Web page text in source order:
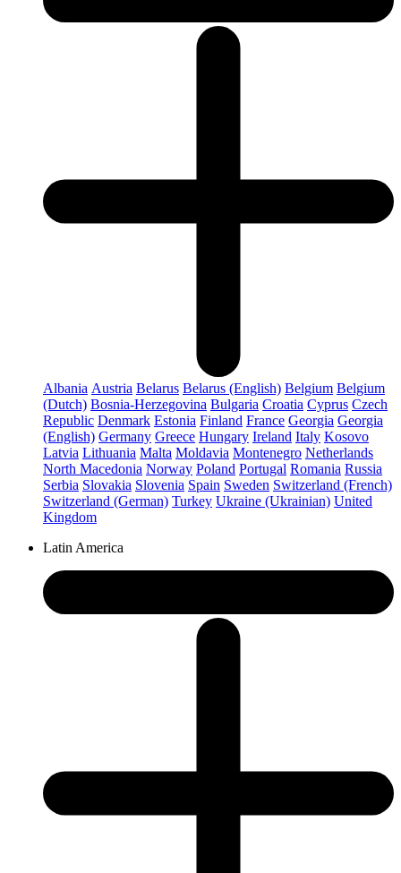
Albania Austria Belarus Belarus (English) Belgium Belgium
(Dutch) Bosnia-Herzegovina Bulgaria Croatia Cyprus Czech
Republic Denmark Estonia Finland France Georgia Georgia
(English) Germany Greece Hungary Ireland Italy Kosovo
Latvia Lithuania Malta Moldavia Montenegro Netherlands
North Macedonia Norway Poland Portugal Romania Russia
Serbia Slovakia Slovenia Spain Sweden Switzerland (French)
Switzerland (German) Turkey Ukraine (Ukrainian) United
Kingdom
Latin America